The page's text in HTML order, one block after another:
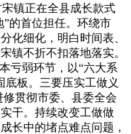
镇正在全县成长款式
”的首位担任。环绕市
化细化，明白时间表、
镇不折不扣落地落实。
亏弱环节，以“六大系
底板。三要压实工做义
贯彻市委、县委全会
干。持续改变工做做
长中的堵点难点问题，